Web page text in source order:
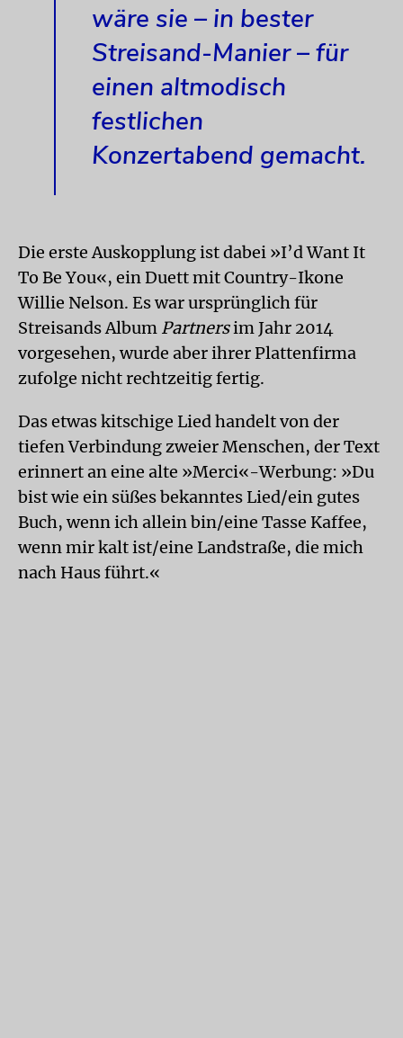
wäre sie – in bester
Streisand-Manier – für
einen altmodisch
festlichen
Konzertabend gemacht.
Die erste Auskopplung ist dabei »I’d Want It
To Be You«, ein Duett mit Country-Ikone
Willie Nelson. Es war ursprünglich für
Streisands Album Partnersim Jahr 2014
vorgesehen, wurde aber ihrer Plattenfirma
zufolge nicht rechtzeitig fertig.
Das etwas kitschige Lied handelt von der
tiefen Verbindung zweier Menschen, der Text
erinnert an eine alte »Merci«-Werbung: »Du
bist wie ein süßes bekanntes Lied/ein gutes
Buch, wenn ich allein bin/eine Tasse Kaffee,
wenn mir kalt ist/eine Landstraße, die mich
nach Haus führt.«